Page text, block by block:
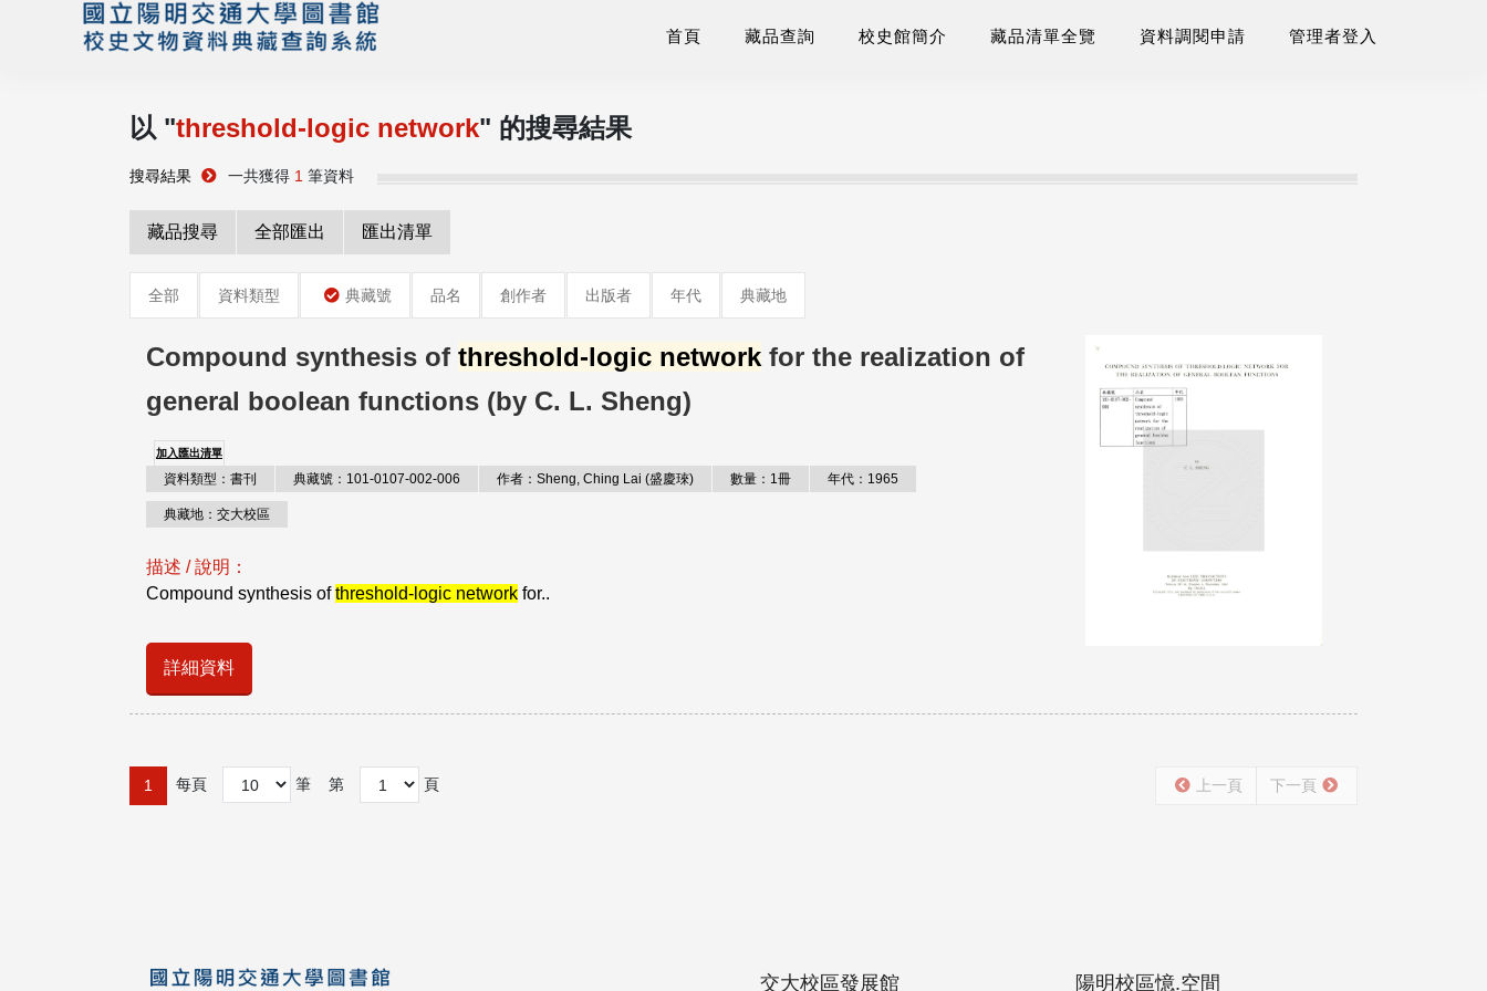
首頁 藏品查詢 校史館簡介 藏品清單全覽 資料調閱申請 管理者登入
以 "threshold-logic network" 的搜尋結果
搜尋結果 一共獲得 1 筆資料
藏品搜尋 全部匯出 匯出清單
全部 資料類型 典藏號 品名 創作者 出版者 年代 典藏地
Compound synthesis of threshold-logic network for the realization of
general boolean functions (by C. L. Sheng)
加入匯出清單
資料類型：書刊 典藏號：101-0107-002-006 作者：Sheng, Ching Lai (盛慶琜) 數量：1冊 年代：1965
典藏地：交大校區
描述 / 說明：
Compound synthesis ofthreshold-logic network for..
詳細資料
1 每頁 筆 第 頁 上一頁 下一頁
交大校區發展館 陽明校區憶.空間